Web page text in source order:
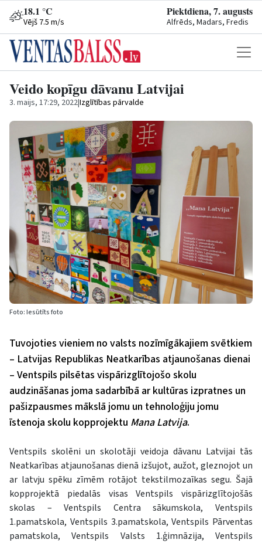
18.1 °C
Vējš 7.5 m/s
Piektdiena, 7. augusts
Alfrēds, Madars, Fredis
Veido kopīgu dāvanu Latvijai
3. maijs, 17:29, 2022|Izglītības pārvalde
Foto: Iesūtīts foto
Tuvojoties vieniem no valsts nozīmīgākajiem svētkiem
– Latvijas Republikas Neatkarības atjaunošanas dienai
– Ventspils pilsētas vispārizglītojošo skolu
audzināšanas joma sadarbībā ar kultūras izpratnes un
pašizpausmes mākslā jomu un tehnoloģiju jomu
īstenoja skolu kopprojektu Mana Latvija.
Ventspils skolēni un skolotāji veidoja dāvanu Latvijai tās
Neatkarības atjaunošanas dienā izšujot, aužot, gleznojot un
ar latvju spēku zīmēm rotājot tekstilmozaīkas segu. Šajā
kopprojektā piedalās visas Ventspils vispārizglītojošās
skolas – Ventspils Centra sākumskola, Ventspils
1.pamatskola, Ventspils 3.pamatskola, Ventspils Pārventas
pamatskola, Ventspils Valsts 1.ģimnāzija, Ventspils